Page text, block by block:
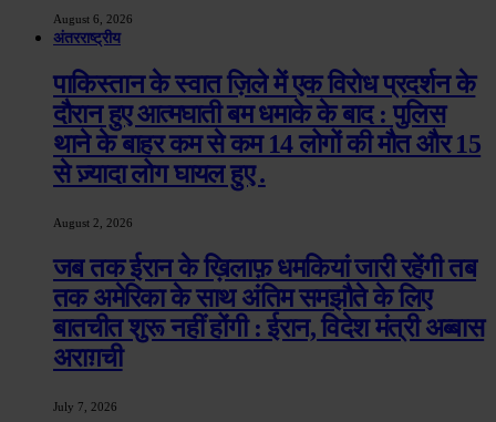
August 6, 2026
अंतरराष्ट्रीय
पाकिस्तान के स्वात ज़िले में एक विरोध प्रदर्शन के
दौरान हुए आत्मघाती बम धमाके के बाद : पुलिस
थाने के बाहर कम से कम 14 लोगों की मौत और 15
से ज़्यादा लोग घायल हुए .
August 2, 2026
जब तक ईरान के ख़िलाफ़ धमकियां जारी रहेंगी तब
तक अमेरिका के साथ अंतिम समझौते के लिए
बातचीत शुरू नहीं होंगी : ईरान, विदेश मंत्री अब्बास
अराग़ची
July 7, 2026